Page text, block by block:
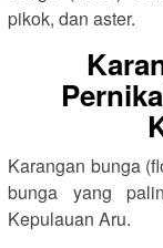
pikok, dan aster.
Karangan bunga
bunga yang
Kepulauan Aru.